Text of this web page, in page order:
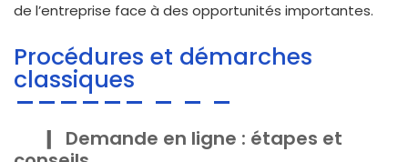
de l’entreprise face à des opportunités importantes.
Procédures et démarches
classiques
Demande en ligne : étapes et